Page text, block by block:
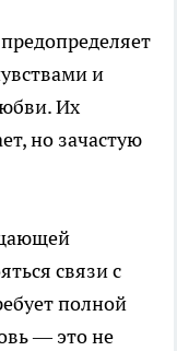
и
Их
но зачастую
связи с
полной
— это не